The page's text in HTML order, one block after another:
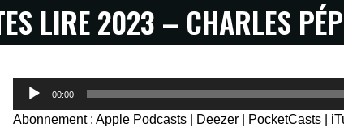
LIRE 2023 – CHARLES
Lecteur
00:00
Abonnement :Apple Podcasts Deezer PocketCasts